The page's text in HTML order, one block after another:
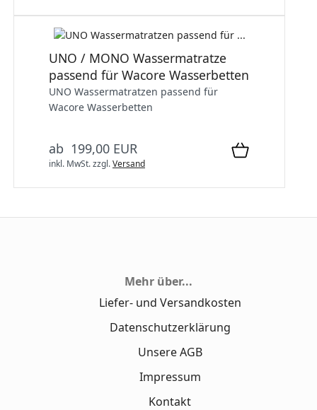
UNO / MONO Wassermatratze
passend für Wacore Wasserbetten
UNO Wassermatratzen passend für
Wacore Wasserbetten
ab 199,00 EUR
inkl. MwSt.zzgl.Versand
Mehr über...
Liefer- und Versandkosten
Datenschutzerklärung
Unsere AGB
Impressum
Kontakt